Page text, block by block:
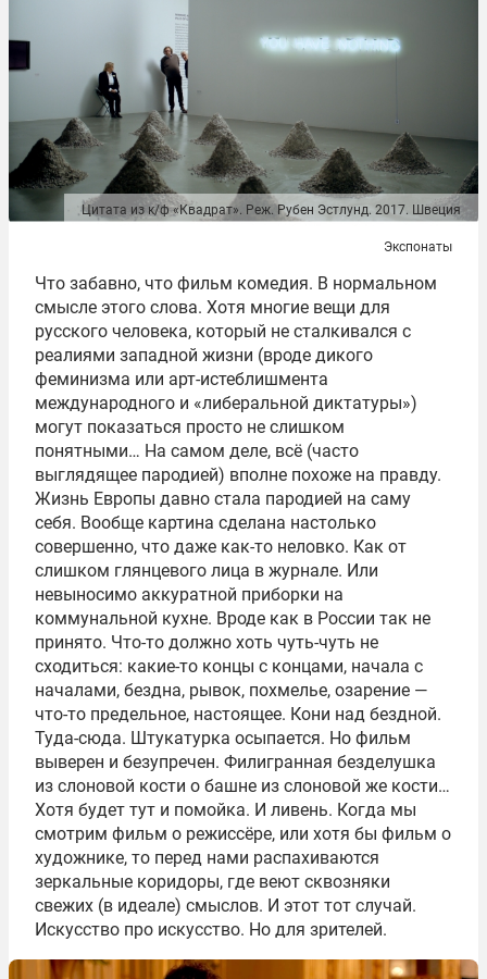
Цитата из к/ф «Квадрат». Реж. Рубен Эстлунд. 2017. Швеция
Экспонаты
Что забавно, что фильм комедия. В нормальном
смысле этого слова. Хотя многие вещи для
русского человека, который не сталкивался с
реалиями западной жизни (вроде дикого
феминизма или арт-истеблишмента
международного и «либеральной диктатуры»)
могут показаться просто не слишком
понятными… На самом деле, всё (часто
выглядящее пародией) вполне похоже на правду.
Жизнь Европы давно стала пародией на саму
себя. Вообще картина сделана настолько
совершенно, что даже как-то неловко. Как от
слишком глянцевого лица в журнале. Или
невыносимо аккуратной приборки на
коммунальной кухне. Вроде как в России так не
принято. Что-то должно хоть чуть-чуть не
сходиться: какие-то концы с концами, начала с
началами, бездна, рывок, похмелье, озарение —
что-то предельное, настоящее. Кони над бездной.
Туда-сюда. Штукатурка осыпается. Но фильм
выверен и безупречен. Филигранная безделушка
из слоновой кости о башне из слоновой же кости…
Хотя будет тут и помойка. И ливень. Когда мы
смотрим фильм о режиссёре, или хотя бы фильм о
художнике, то перед нами распахиваются
зеркальные коридоры, где веют сквозняки
свежих (в идеале) смыслов. И этот тот случай.
Искусство про искусство. Но для зрителей.